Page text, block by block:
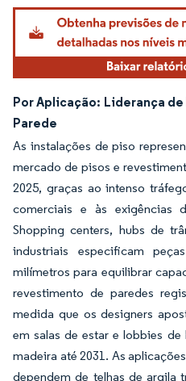
Por Aplicação: Liderança
Parede
As instalações de piso
mercado de pisos e
2025, graças ao intenso
comerciais e às exigências
Shopping centers, hubs de
industriais especificam
milímetros para equilibrar
revestimento de paredes
medida que os designers
em salas de estar e lobbies
madeira até 2031. As
dependem de telhas de argila